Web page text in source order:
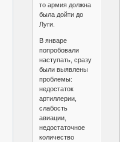
то армия должна
была дойти до
Луги.
В январе
попробовали
наступать, сразу
были выявлены
проблемы:
недостаток
артиллерии,
слабость
авиации,
недостаточное
количество